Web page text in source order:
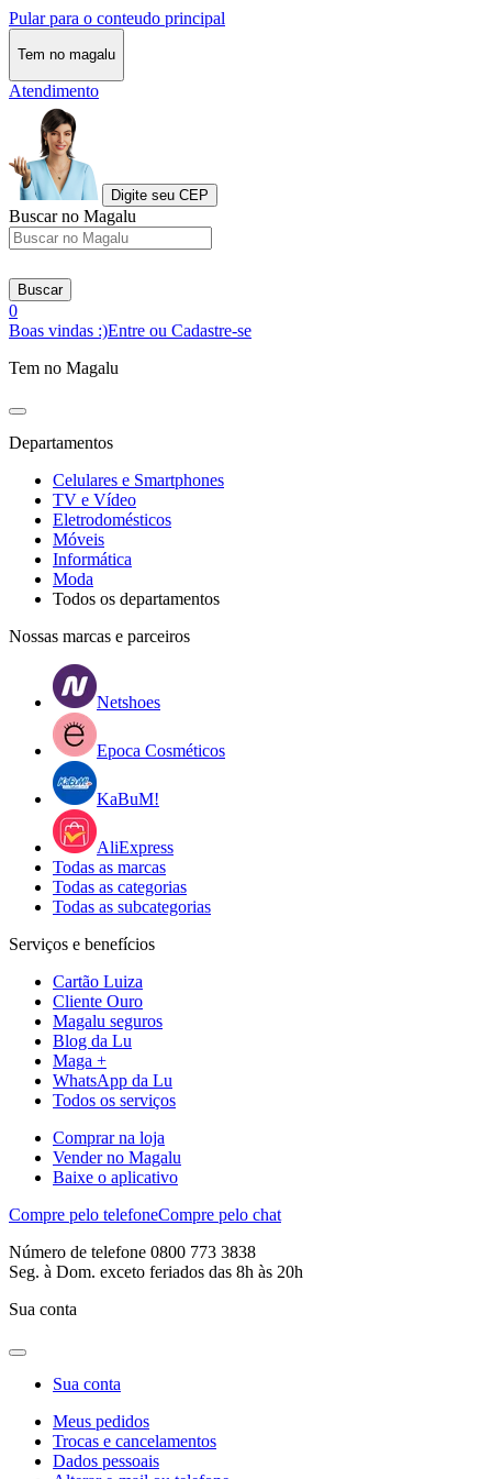
Pular para o conteudo principal
Tem no magalu
Atendimento
Digite seu CEP
Buscar no Magalu
Buscar
0
Boas vindas :)Entre ou Cadastre-se
Tem no Magalu
Departamentos
Celulares e Smartphones
TV e Vídeo
Eletrodomésticos
Móveis
Informática
Moda
Todos os departamentos
Nossas marcas e parceiros
Netshoes
Epoca Cosméticos
KaBuM!
AliExpress
Todas as marcas
Todas as categorias
Todas as subcategorias
Serviços e benefícios
Cartão Luiza
Cliente Ouro
Magalu seguros
Blog da Lu
Maga +
WhatsApp da Lu
Todos os serviços
Comprar na loja
Vender no Magalu
Baixe o aplicativo
Compre pelo telefoneCompre pelo chat
Número de telefone 0800 773 3838
Seg. à Dom. exceto feriados das 8h às 20h
Sua conta
Sua conta
Meus pedidos
Trocas e cancelamentos
Dados pessoais